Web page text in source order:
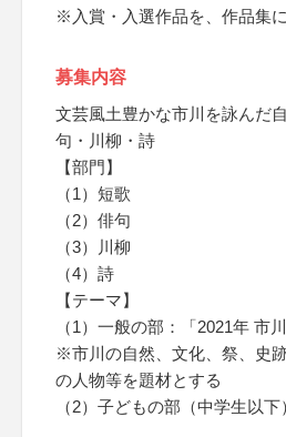
※入賞・入選作品を、作品集
募集内容
文芸風土豊かな市川を詠んだ
句・川柳・詩
【部門】
（1）短歌
（2）俳句
（3）川柳
（4）詩
【テーマ】
（1）一般の部：「2021年 市
※市川の自然、文化、祭、史
の人物等を題材とする
（2）子どもの部（中学生以